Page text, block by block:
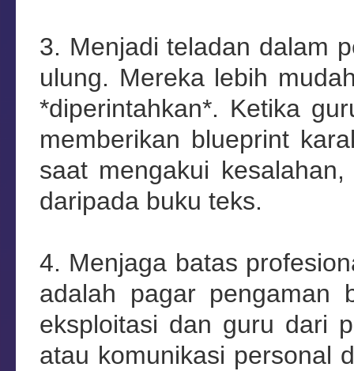
3. Menjadi teladan dalam
ulung. Mereka lebih
*diperintahkan*. Ketika
memberikan blueprint
saat mengakui
daripada buku teks.
4. Menjaga batas
adalah pagar pengaman
eksploitasi dan guru dari
atau komunikasi personal